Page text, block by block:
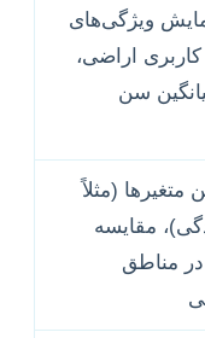
ویژگی‌های
اراضی،
سن
(مثلاً
مقایسه
مناطق